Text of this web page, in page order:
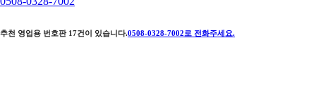
추천 영업용 번호판 17건이 있습니다.0508-0328-7002 로 전화주세요.